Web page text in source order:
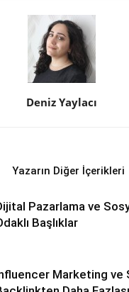
Deniz Yaylacı
Yazarın Diğer İçerikleri
Pazarlama ve
Başlıklar
Marketing ve